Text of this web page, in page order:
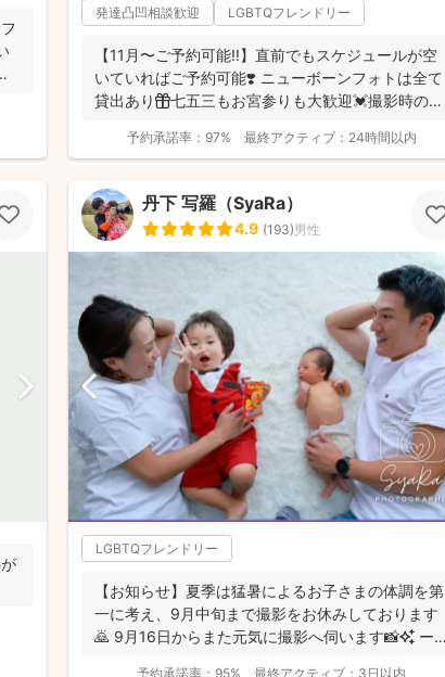
発達凸凹相談歓迎 LGBTQフレンドリー
【11月〜ご予約可能‼︎】直前でもスケジュールが空
いていればご予約可能❣️ ニューボーンフォトは全て
貸出あり🎁七五三もお宮参りも大歓迎💓撮影時のみ
予約承諾率： 97% 最終アクティブ： 24時間以内
丹下 写羅（SyaRa）
4.9 (193)男性
LGBTQフレンドリー
【お知らせ】夏季は猛暑によるお子さまの体調を第
一に考え、9月中旬まで撮影をお休みしております
🙇 9月16日からまた元気に撮影へ伺います📸✨ ー
予約承諾率： 95% 最終アクティブ： 3日以内